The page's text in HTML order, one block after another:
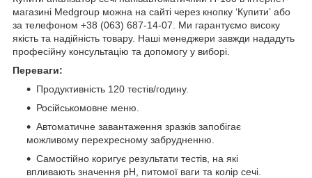
магазині Medgroup можна на сайті через кнопку ‘Купитиʼ або
за телефоном +38 (063) 687-14-07. Ми гарантуємо високу
якість та надійність товару. Наші менеджери завжди нададуть
професійну консультацію та допомогу у виборі.
Переваги:
Продуктивність 120 тестів/годину.
Російськомовне меню.
Автоматичне завантаження зразків запобігає
можливому перехресному забрудненню.
Самостійно коригує результати тестів, на які
впливають значення рН, питомої ваги та колір сечі.